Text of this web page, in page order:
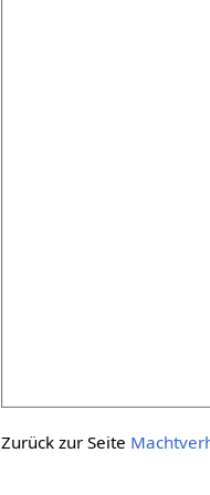
Zurück zur Seite